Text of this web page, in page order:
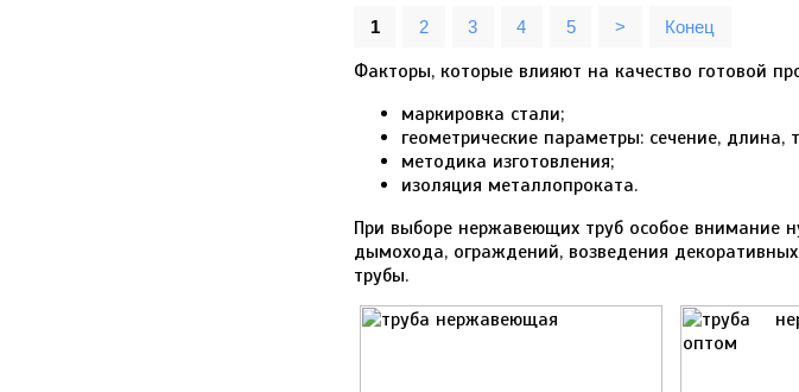
1 2 3 4 5 > Конец
Факторы, которые влияют на качество готовой
маркировка стали;
геометрические параметры: сечение, длина,
методика изготовления;
изоляция металлопроката.
При выборе нержавеющих труб особое внимание
дымохода, ограждений, возведения
трубы.